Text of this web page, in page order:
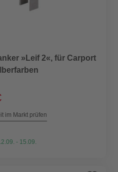
»Leif 2«, für Carport
im Markt prüfen
- 15.09.